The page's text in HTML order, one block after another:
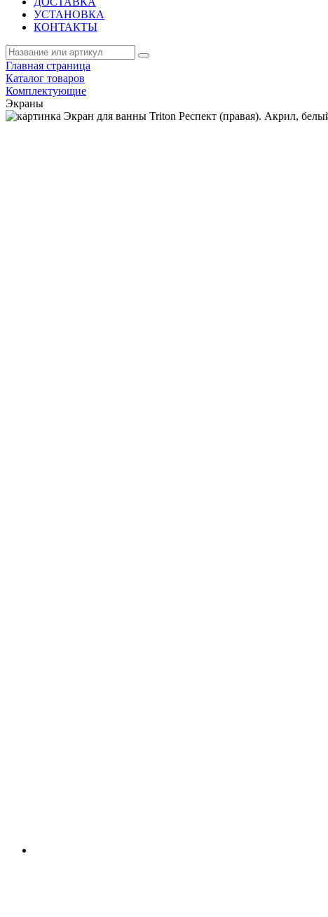
УСТАНОВКА
КОНТАКТЫ
Главная страница
Каталог товаров
Комплектующие
Экраны